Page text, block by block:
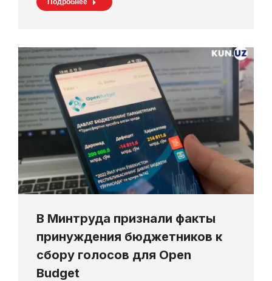
В Минтруда признали факты
принуждения бюджетников к
сбору голосов для Open
Budget